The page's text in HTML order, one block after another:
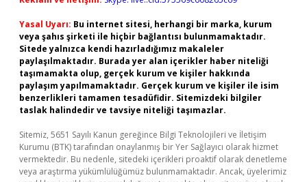
Yasal Uyarı: Bu internet sitesi, herhangi bir marka, kurum
veya şahıs şirketi ile hiçbir bağlantısı bulunmamaktadır.
Sitede yalnızca kendi hazırladığımız makaleler
paylaşılmaktadır. Burada yer alan içerikler haber niteliği
taşımamakta olup, gerçek kurum ve kişiler hakkında
paylaşım yapılmamaktadır. Gerçek kurum ve kişiler ile isim
benzerlikleri tamamen tesadüfidir. Sitemizdeki bilgiler
taslak halindedir ve tavsiye niteliği taşımazlar.
Sitemiz, 5651 Sayılı Kanun gereğince Bilgi Teknolojileri ve İletişim
Kurumu (BTK) tarafından onaylanmış bir Yer Sağlayıcı olarak hizmet
vermektedir. Bu nedenle, sitedeki içerikleri proaktif olarak denetleme
veya araştırma yükümlülüğümüz bulunmamaktadır. Ancak, üyelerimiz